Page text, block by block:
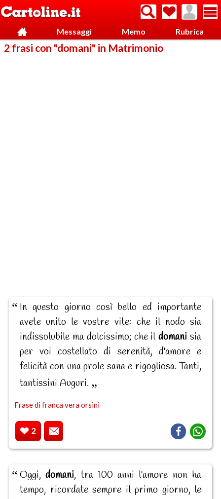
Messaggi Memo Rubrica
2 frasi con "domani" in Matrimonio
In questo giorno così bello ed importante
avete unito le vostre vite: che il nodo sia
indissolubile ma dolcissimo; che ildomani sia
per voi costellato di serenità, d'amore e
felicità con una prole sana e rigogliosa. Tanti,
tantissini Auguri.
Frase di franca vera orsini
2
Oggi,domani, tra 100 anni l'amore non ha
tempo, ricordate sempre il primo giorno, le